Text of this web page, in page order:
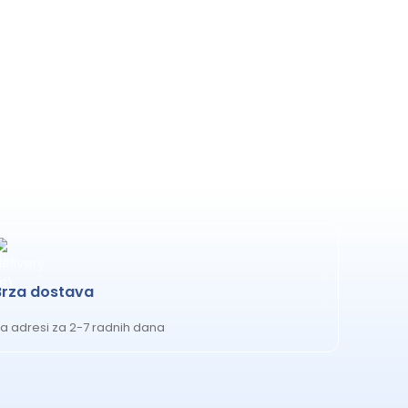
dostava
adresi za 2-7 radnih dana